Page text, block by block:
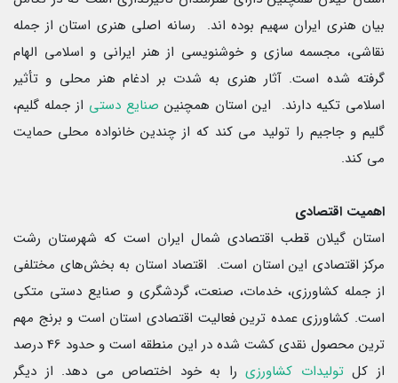
بیان هنری ایران سهیم بوده اند. رسانه اصلی هنری استان از جمله
نقاشی، مجسمه سازی و خوشنویسی از هنر ایرانی و اسلامی الهام
گرفته شده است. آثار هنری به شدت بر ادغام هنر محلی و تأثیر
اسلامی تکیه دارند. این استان همچنین صنایع دستی از جمله گلیم،
گلیم و جاجیم را تولید می کند که از چندین خانواده محلی حمایت
می کند.
اهمیت اقتصادی
استان گیلان قطب اقتصادی شمال ایران است که شهرستان رشت
مرکز اقتصادی این استان است. اقتصاد استان به بخش‌های مختلفی
از جمله کشاورزی، خدمات، صنعت، گردشگری و صنایع دستی متکی
است. کشاورزی عمده ترین فعالیت اقتصادی استان است و برنج مهم
ترین محصول نقدی کشت شده در این منطقه است و حدود 46 درصد
از کلتولیدات کشاورزیرا به خود اختصاص می دهد. از دیگر